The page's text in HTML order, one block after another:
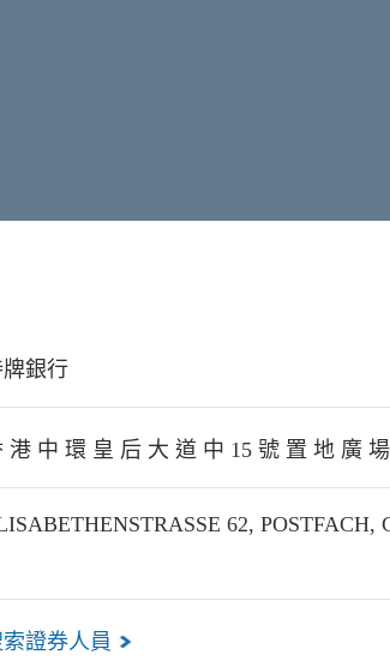
銀行
港 中 環 皇 后 大 道 中 15 號 置 地 廣
62,
證券人員